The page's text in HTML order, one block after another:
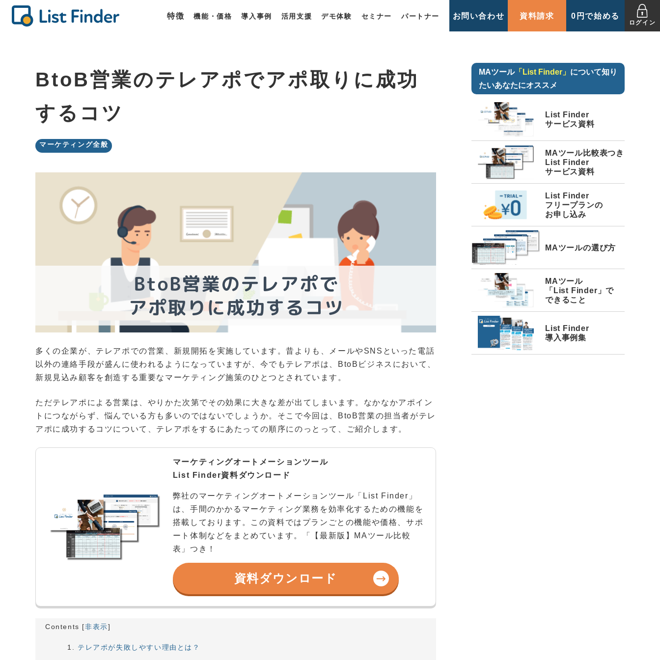
特徴 機能・価格 導入事例 活用支援 デモ体験 セミナー パートナー お問い合わせ 資料請求 0円で始める
ログイン
BtoB営業のテレアポでアポ取りに成功
するコツ
マーケティング全般
多くの企業が、テレアポでの営業、新規開拓を実施しています。昔よりも、メールやSNSといった電話
以外の連絡手段が盛んに使われるようになっていますが、今でもテレアポは、BtoBビジネスにおいて、
新規見込み顧客を創造する重要なマーケティング施策のひとつとされています。
ただテレアポによる営業は、やりかた次第でその効果に大きな差が出てしまいます。なかなかアポイン
トにつながらず、悩んでいる方も多いのではないでしょうか。そこで今回は、BtoB営業の担当者がテレ
アポに成功するコツについて、テレアポをするにあたっての順序にのっとって、ご紹介します。
マーケティングオートメーションツール
List Finder資料ダウンロード
弊社のマーケティングオートメーションツール「List Finder」
は、手間のかかるマーケティング業務を効率化するための機能を
搭載しております。この資料ではプランごとの機能や価格、サポ
ート体制などをまとめています。「【最新版】MAツール比較
表」つき！
資料ダウンロード
Contents [非表示]
テレアポが失敗しやすい理由とは？
MAツール「List Finder」 について知り
たいあなたにオススメ
List Finder
サービス資料
MAツール比較表つき
List Finder
サービス資料
List Finder
フリープランの
お申し込み
MAツールの選び方
MAツール
「List Finder」で
できること
List Finder
導入事例集